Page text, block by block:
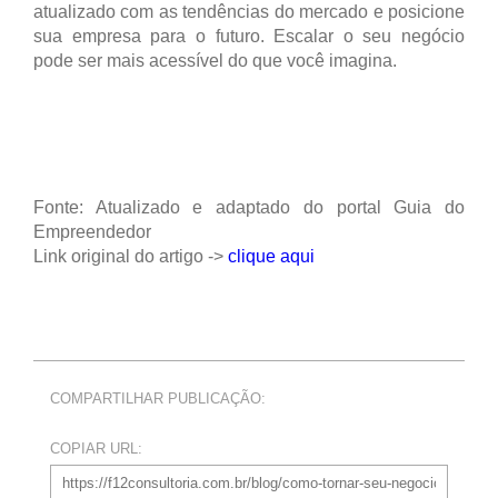
atualizado com as tendências do mercado e posicione
sua empresa para o futuro. Escalar o seu negócio
pode ser mais acessível do que você imagina.
Fonte: Atualizado e adaptado do portal Guia do
Empreendedor
Link original do artigo -> clique aqui
COMPARTILHAR PUBLICAÇÃO:
COPIAR URL: